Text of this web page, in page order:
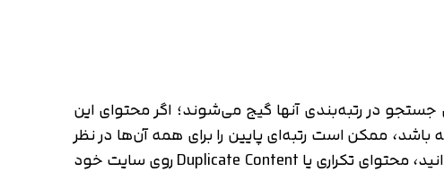
در رتبه‌بندی آنها گیج می‌شوند؛ اگر محتوای این
ممکن است رتبه‌ای پایین را برای همه آن‌ها در نظر
بگیرد. متاسفانه، به خاطر موارد فنی و عدم توجه به سئو تکنیکال ممکن است بدون اینکه حتی خودتان بدانید، محتوای تکراری یا Duplicate Content روی سایت خود